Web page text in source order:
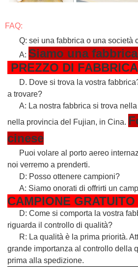
FAQ:
Q: sei una fabbrica o una società
A: Siamo una fabbrica
PREZZO DI
D. Dove si trova la vostra
a trovare?
A: La nostra fabbrica si trova
nella provincia del Fujian, in Cina.
cinese
Puoi volare al porto aereo
noi verremo a prenderti.
D: Posso ottenere campioni?
A: Siamo onorati di offrirti un
CAMPIONE GRATUITO
D: Come si comporta la vostra
riguarda il controllo di qualità?
R: La qualità è la prima priorità.
grande importanza al controllo della
prima alla spedizione.